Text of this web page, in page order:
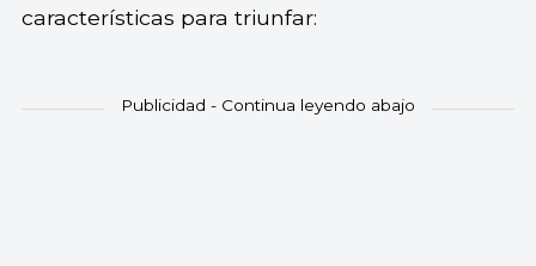
características para triunfar: